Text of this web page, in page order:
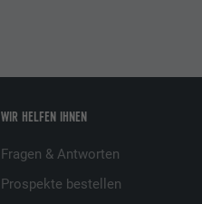
WIR HELFEN IHNEN
Fragen & Antworten
Prospekte bestellen